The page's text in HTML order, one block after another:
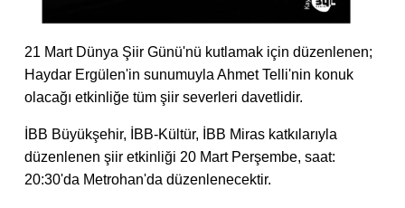
21 Mart Dünya Şiir Günü'nü kutlamak için düzenlenen;
Haydar Ergülen'in sunumuyla Ahmet Telli'nin konuk
olacağı etkinliğe tüm şiir severleri davetlidir.
İBB Büyükşehir, İBB-Kültür, İBB Miras katkılarıyla
düzenlenen şiir etkinliği 20 Mart Perşembe, saat:
20:30'da Metrohan'da düzenlenecektir.